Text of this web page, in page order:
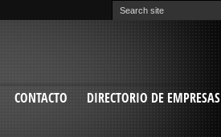
CONTACTO
DIRECTORIO DE EMPRESAS